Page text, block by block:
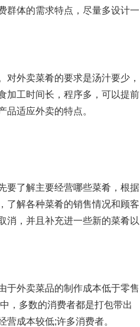
群体的需求特点，尽量多设计一
外卖菜肴的要求是汤汁要少，
加工时间长，程序多，可以提前
适应外卖的特点。
了解主要经营哪些菜肴，根据
了解各种菜肴的销售情况和顾客
消，并且补充进一些新的菜肴以
外卖菜品的制作成本低于零售
，多数的消费者都是打包带出
成本较低;许多消费者。